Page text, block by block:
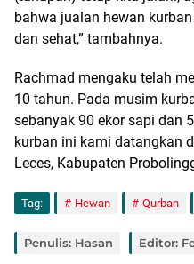
bahwa jualan hewan
dan sehat,” tambahnya.
Rachmad mengaku telah
10 tahun. Pada musim
sebanyak 90 ekor sapi dan
kurban ini kami datangkan
Leces, Kabupaten
Tag: Hewan Qurban
Penulis: Hasan Editor: